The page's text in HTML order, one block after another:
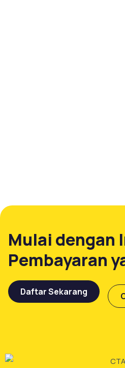
Mulai dengan
Pembayaran
Daftar Sekarang